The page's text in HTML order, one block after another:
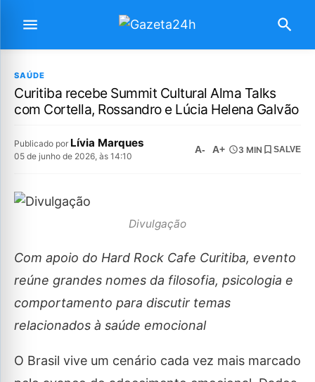
SAÚDE
Curitiba recebe Summit Cultural Alma Talks
com Cortella, Rossandro e Lúcia Helena Galvão
Publicado por Lívia Marques
05 de junho de 2026, às 14:10
A- A+ 3 MIN SALVE
Divulgação
Com apoio do Hard Rock Cafe Curitiba, evento
reúne grandes nomes da filosofia, psicologia e
comportamento para discutir temas
relacionados à saúde emocional
O Brasil vive um cenário cada vez mais marcado